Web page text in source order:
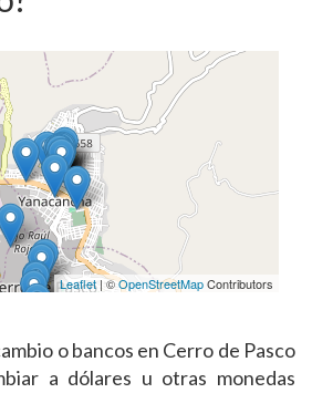
Leaflet | ©OpenStreetMapContributors
o bancos en Cerro de Pasco
a dólares u otras monedas